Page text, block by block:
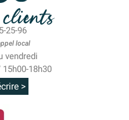
25-96
local
vendredi
18h30
>